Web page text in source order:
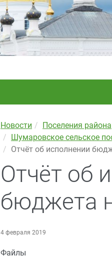
Новости Поселения района
Шумаровское сельское
Отчёт об исполнении
Отчёт об
бюджета
4 февраля 2019
Файлы